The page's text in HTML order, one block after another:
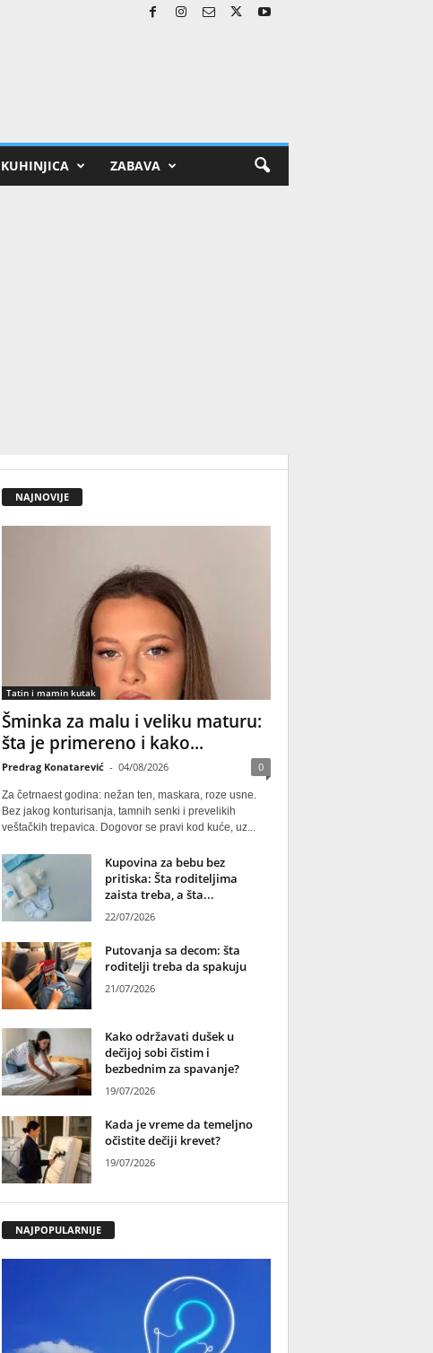
KUHINJICA ZABAVA
NAJNOVIJE
Tatin i mamin kutak
Šminka za malu i veliku maturu:
šta je primereno i kako...
Predrag Konatarević - 04/08/2026 0
Za četrnaest godina: nežan ten, maskara, roze usne.
Bez jakog konturisanja, tamnih senki i prevelikih
veštačkih trepavica. Dogovor se pravi kod kuće, uz...
Kupovina za bebu bez
pritiska: Šta roditeljima
zaista treba, a šta...
22/07/2026
Putovanja sa decom: šta
roditelji treba da spakuju
21/07/2026
Kako održavati dušek u
dečijoj sobi čistim i
bezbednim za spavanje?
19/07/2026
Kada je vreme da temeljno
očistite dečiji krevet?
19/07/2026
NAJPOPULARNIJE